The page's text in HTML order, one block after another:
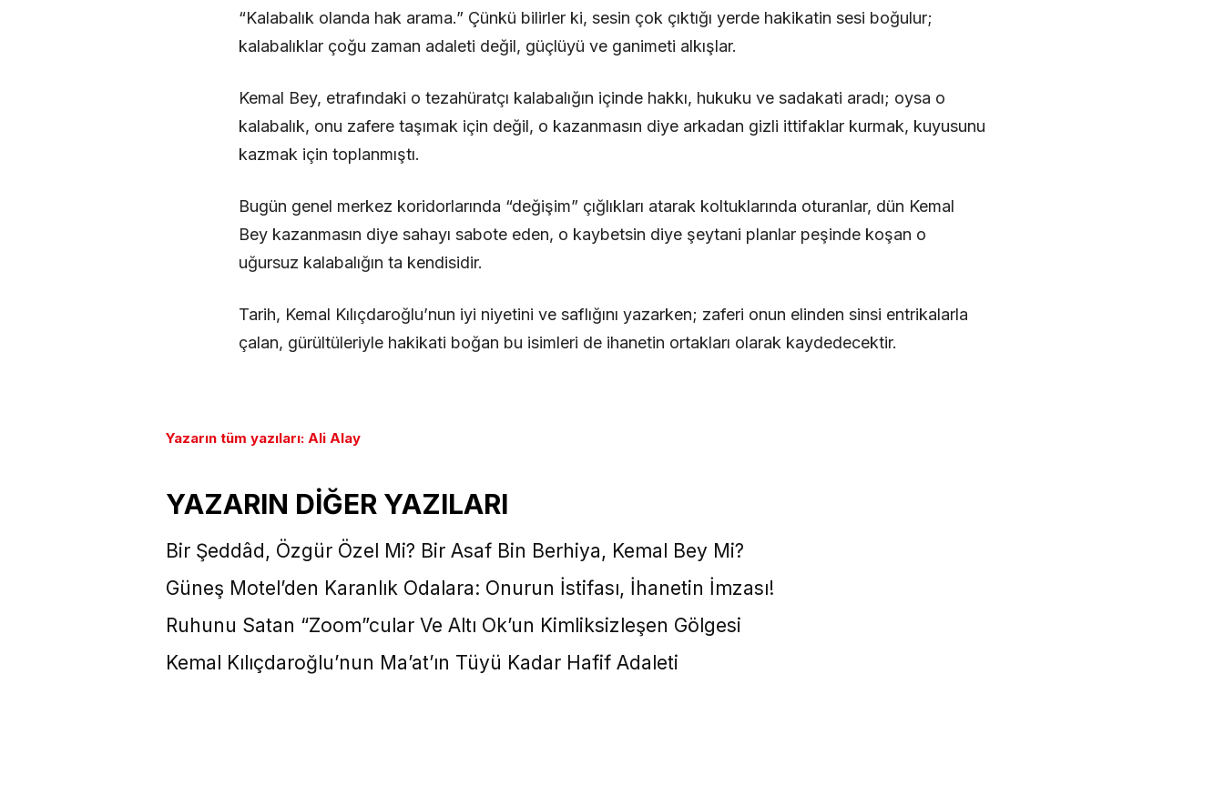
“Kalabalık olanda hak arama.” Çünkü bilirler ki, sesin çok çıktığı yerde hakikatin sesi boğulur;
kalabalıklar çoğu zaman adaleti değil, güçlüyü ve ganimeti alkışlar.
Kemal Bey, etrafındaki o tezahüratçı kalabalığın içinde hakkı, hukuku ve sadakati aradı; oysa o
kalabalık, onu zafere taşımak için değil, o kazanmasın diye arkadan gizli ittifaklar kurmak, kuyusunu
kazmak için toplanmıştı.
Bugün genel merkez koridorlarında “değişim” çığlıkları atarak koltuklarında oturanlar, dün Kemal
Bey kazanmasın diye sahayı sabote eden, o kaybetsin diye şeytani planlar peşinde koşan o
uğursuz kalabalığın ta kendisidir.
Tarih, Kemal Kılıçdaroğlu’nun iyi niyetini ve saflığını yazarken; zaferi onun elinden sinsi entrikalarla
çalan, gürültüleriyle hakikati boğan bu isimleri de ihanetin ortakları olarak kaydedecektir.
Yazarın tüm yazıları: Ali Alay
YAZARIN DİĞER YAZILARI
Bir Şeddâd, Özgür Özel Mi? Bir Asaf Bin Berhiya, Kemal Bey Mi?
Güneş Motel’den Karanlık Odalara: Onurun İstifası, İhanetin İmzası!
Ruhunu Satan “Zoom”cular Ve Altı Ok’un Kimliksizleşen Gölgesi
Kemal Kılıçdaroğlu’nun Ma’at’ın Tüyü Kadar Hafif Adaleti